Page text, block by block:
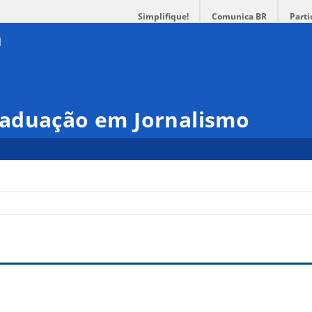
Simplifique! Comunica BR
em Jornalismo